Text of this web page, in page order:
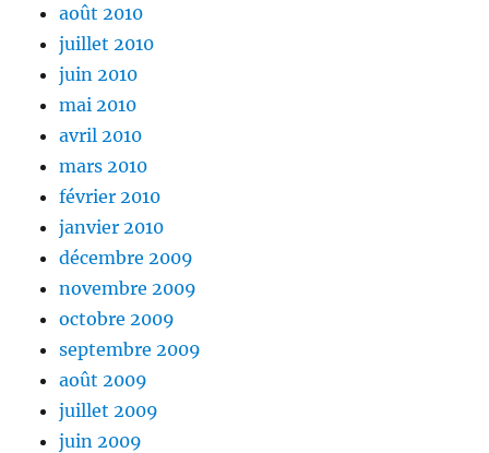
août 2010
juillet 2010
juin 2010
mai 2010
avril 2010
mars 2010
février 2010
janvier 2010
décembre 2009
novembre 2009
octobre 2009
septembre 2009
août 2009
juillet 2009
juin 2009